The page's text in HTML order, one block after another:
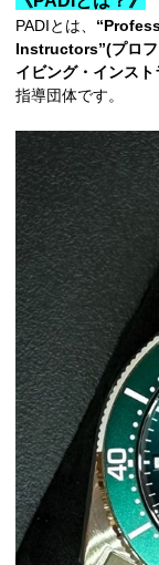
PADIとは、
Instructors”(プロフ
イビング・インスト
指導団体です。